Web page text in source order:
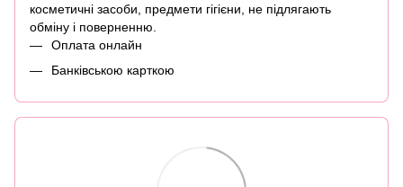
косметичні засоби, предмети гігієни, не підлягають
обміну і поверненню.
Оплата онлайн
Банківською карткою